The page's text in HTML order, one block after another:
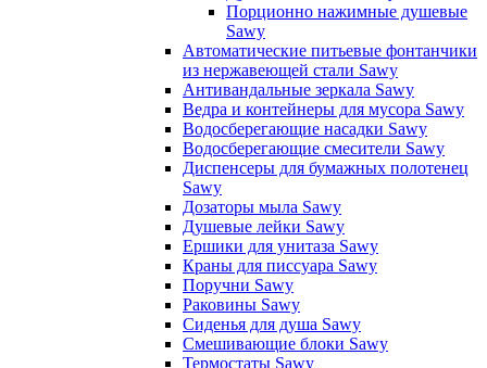
Порционно нажимные душевые
Sawy
Автоматические питьевые фонтанчики
из нержавеющей стали Sawy
Антивандальные зеркала Sawy
Ведра и контейнеры для мусора Sawy
Водосберегающие насадки Sawy
Водосберегающие смесители Sawy
Диспенсеры для бумажных полотенец
Sawy
Дозаторы мыла Sawy
Душевые лейки Sawy
Ершики для унитаза Sawy
Краны для писсуара Sawy
Поручни Sawy
Раковины Sawy
Сиденья для душа Sawy
Смешивающие блоки Sawy
Термостаты Sawy